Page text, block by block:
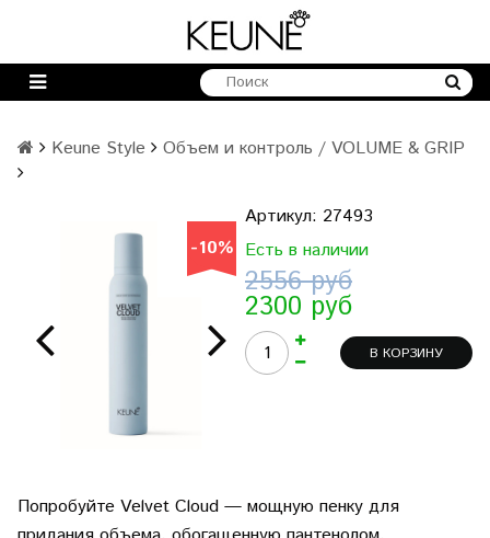
Keune Style Объем и контроль / VOLUME & GRIP
-10%
Артикул: 27493
Есть в наличии
2556 руб
2300 руб
В КОРЗИНУ
Попробуйте Velvet Cloud — мощную пенку для